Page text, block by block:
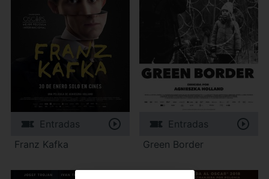
Entradas
Franz Kafka
Entradas
Green Border